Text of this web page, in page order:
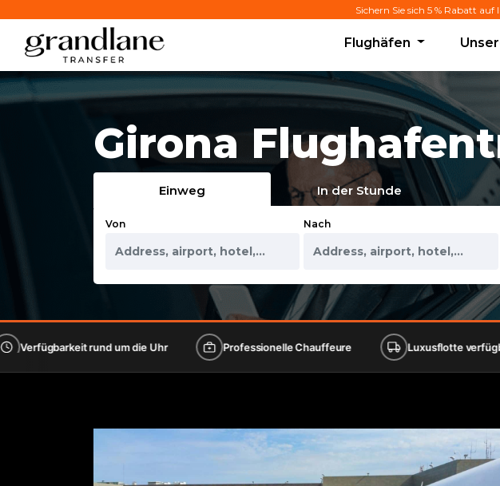
Sichern Sie sich 5 % Rabatt
Flughäfen
Girona
Einweg In der Stunde
Von Nach
rund um die Uhr Professionelle Chauffeure Luxusflotte verfügbar